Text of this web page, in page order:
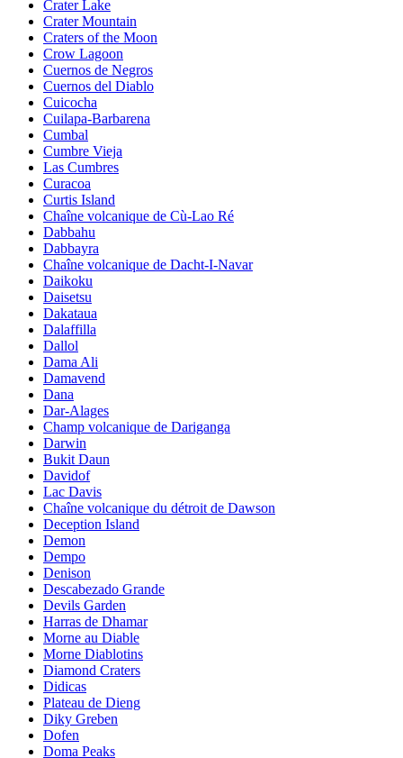
Crater Lake
Crater Mountain
Craters of the Moon
Crow Lagoon
Cuernos de Negros
Cuernos del Diablo
Cuicocha
Cuilapa-Barbarena
Cumbal
Cumbre Vieja
Las Cumbres
Curacoa
Curtis Island
Chaîne volcanique de Cù-Lao Ré
Dabbahu
Dabbayra
Chaîne volcanique de Dacht-I-Navar
Daikoku
Daisetsu
Dakataua
Dalaffilla
Dallol
Dama Ali
Damavend
Dana
Dar-Alages
Champ volcanique de Dariganga
Darwin
Bukit Daun
Davidof
Lac Davis
Chaîne volcanique du détroit de Dawson
Deception Island
Demon
Dempo
Denison
Descabezado Grande
Devils Garden
Harras de Dhamar
Morne au Diable
Morne Diablotins
Diamond Craters
Didicas
Plateau de Dieng
Diky Greben
Dofen
Doma Peaks